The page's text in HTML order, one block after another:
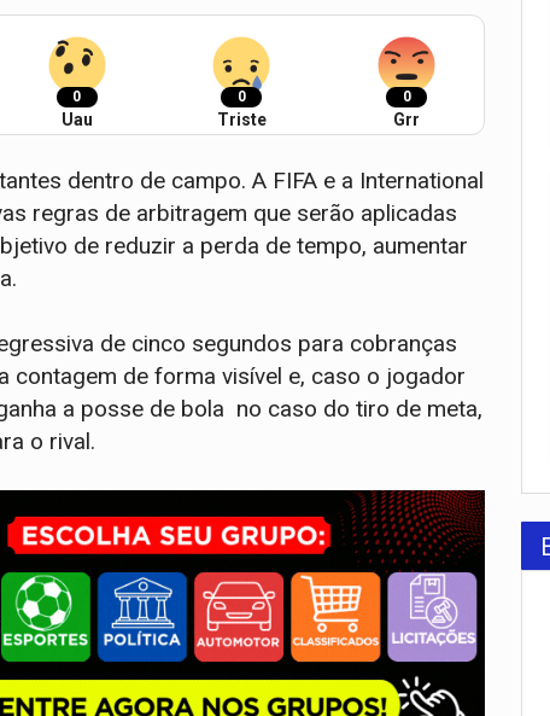
0
Uau
0
Triste
0
Grr
dentro de campo. A FIFA e a International
regras de arbitragem que serão aplicadas
de reduzir a perda de tempo, aumentar
de cinco segundos para cobranças
contagem de forma visível e, caso o jogador
a posse de bola no caso do tiro de meta,
o rival.